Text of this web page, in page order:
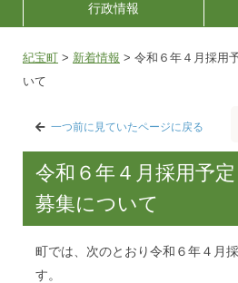
行政情報
紀宝町 > 新着情報 > 令和６年４月採用
いて
一つ前に見ていたページに戻る
令和６年４月採用予
募集について
町では、次のとおり令和６年４月
す。